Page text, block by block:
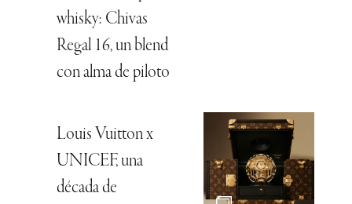
whisky: Chivas
Regal 16, un blend
con alma de piloto
Louis Vuitton x
UNICEF, una
década de